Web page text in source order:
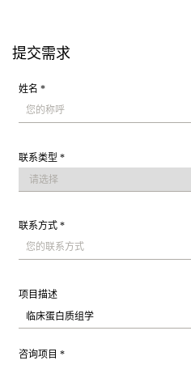
提交需求
姓名 *
联系类型 *
联系方式 *
项目描述
咨询项目 *